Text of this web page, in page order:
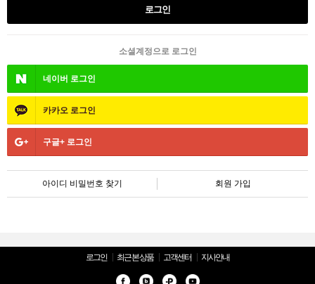
소셜계정으로 로그인
네이버 로그인
카카오 로그인
구글+ 로그인
아이디 비밀번호 찾기 회원 가입
로그인 최근 본 상품 고객센터 지사안내